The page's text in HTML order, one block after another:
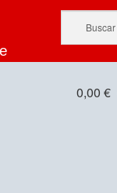
0,00 €